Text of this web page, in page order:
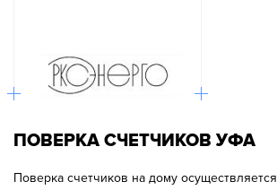
ПОВЕРКА СЧЕТЧИКОВ УФА
Поверка счетчиков на дому осуществляется